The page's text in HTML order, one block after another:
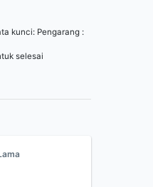
kunci: Pengarang :
selesai